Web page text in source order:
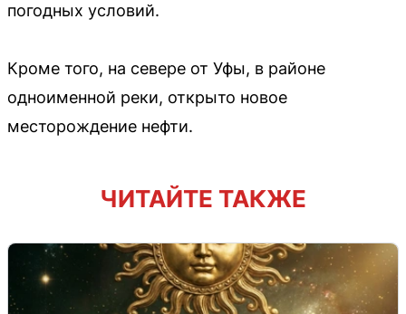
погодных условий.
Кроме того, на севере от Уфы, в районе
одноименной реки, открыто новое
месторождение нефти.
ЧИТАЙТЕ ТАКЖЕ